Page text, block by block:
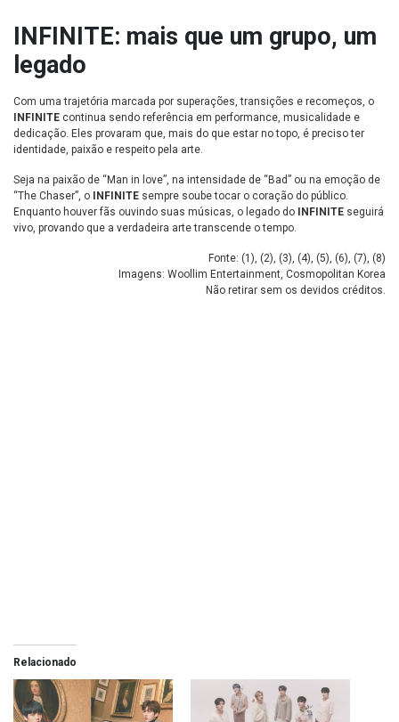
INFINITE: mais que um grupo, um
legado
Com uma trajetória marcada por superações, transições e recomeços, o
INFINITE continua sendo referência em performance, musicalidade e
dedicação. Eles provaram que, mais do que estar no topo, é preciso ter
identidade, paixão e respeito pela arte.
Seja na paixão de “Man in love”, na intensidade de “Bad” ou na emoção de
“The Chaser”, o
INFINITE sempre soube tocar o coração do público.
Enquanto houver fãs ouvindo suas músicas, o legado do
INFINITE seguirá
vivo, provando que a verdadeira arte transcende o tempo.
Fonte: (1 ), (2), (3), (4), (5), (6), (7), (8)
Imagens: Woollim Entertainment, Cosmopolitan Korea
Não retirar sem os devidos créditos.
Relacionado